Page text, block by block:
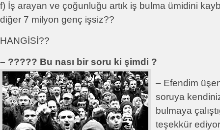
f) İş arayan ve çoğunluğu artık iş bulma ümidini
diğer 7 milyon genç işsiz??
HANGİSİ??
– ????? Bu nası bir soru ki şimdi ?
– Efendim
soruya
bulmaya
teşekkür